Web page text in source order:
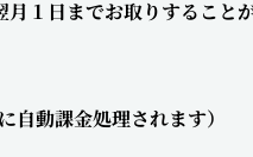
１日までお取りすること
動課金処理されます）